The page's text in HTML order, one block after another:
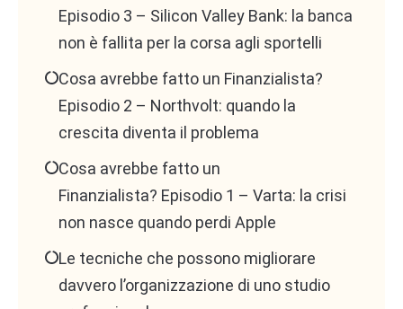
Episodio 3 – Silicon Valley Bank: la banca
non è fallita per la corsa agli sportelli
Cosa avrebbe fatto un Finanzialista?
Episodio 2 – Northvolt: quando la
crescita diventa il problema
Cosa avrebbe fatto un
Finanzialista? Episodio 1 – Varta: la crisi
non nasce quando perdi Apple
Le tecniche che possono migliorare
davvero l’organizzazione di uno studio